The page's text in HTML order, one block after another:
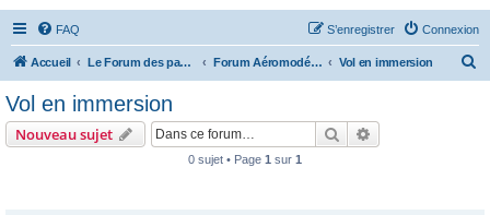
FAQ Connexion
S’enregistrer
Accueil Le Forum des passionnés d'aviation Forum Aéromodélisme Vol en immersion
Vol en immersion
Nouveau sujet Rechercher
0 sujet • Page 1 sur 1